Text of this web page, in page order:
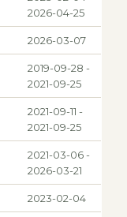
2026-04-25
2026-03-07
2019-09-28 -
2021-09-25
2021-09-11 -
2021-09-25
2021-03-06 -
2026-03-21
2023-02-04